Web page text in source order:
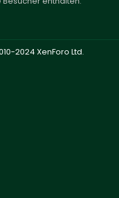
2024 XenForo Ltd.